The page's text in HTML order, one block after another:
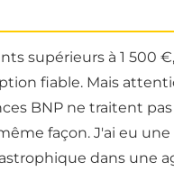
supérieurs à 1 500
fiable. Mais
BNP ne traitent pas
façon. J'ai eu une
dans une